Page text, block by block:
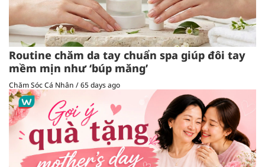
Routine chăm da tay chuẩn spa giúp đôi tay
mềm mịn như ‘búp măng’
Chăm Sóc Cá Nhân /65 days ago